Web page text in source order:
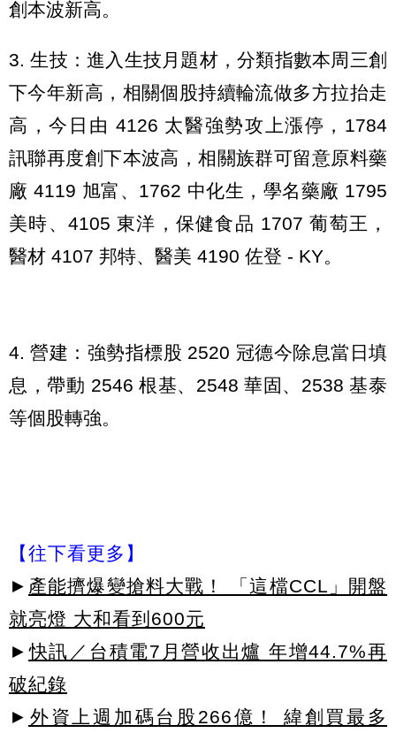
創本波新高。
3. 生技：進入生技月題材，分類指數本周三創
下今年新高，相關個股持續輪流做多方拉抬走
高，今日由 4126 太醫強勢攻上漲停，1784
訊聯再度創下本波高，相關族群可留意原料藥
廠 4119 旭富、1762 中化生，學名藥廠 1795
美時、4105 東洋，保健食品 1707 葡萄王，
醫材 4107 邦特、醫美 4190 佐登 - KY。
4. 營建：強勢指標股 2520 冠德今除息當日填
息，帶動 2546 根基、2548 華固、2538 基泰
等個股轉強。
【往下看更多】
► 產能擠爆變搶料大戰！ 「這檔CCL」開盤
就亮燈 大和看到600元
► 快訊／台積電7月營收出爐 年增44.7%再
破紀錄
► 外資上週加碼台股266億！ 緯創買最多